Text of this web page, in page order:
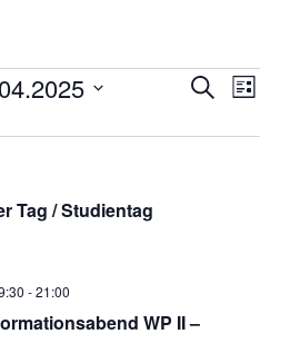
und
Suche
Liste
Tag / Studientag
WP II –
-21:00